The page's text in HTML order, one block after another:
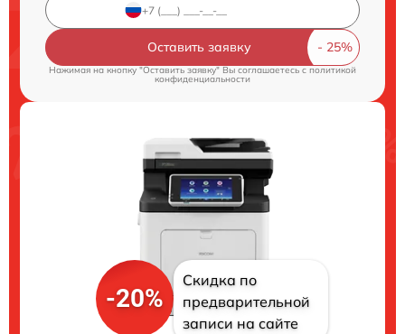
Оставить заявку
Нажимая на кнопку "Оставить заявку" Вы соглашаетесь c политикой
конфиденциальности
-20%
Скидка по
предварительной
записи на сайте